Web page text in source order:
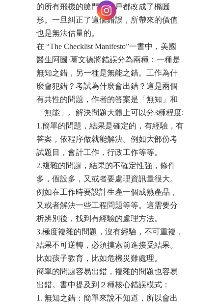
的所有飛機的艙門和窗戶都改成了橢圓
形。一旦糾正了這個錯誤，所帶來的價值
也是無法估量的。
在 “The Checklist Manifesto”一書中，美國
醫生阿圖·葛文德將錯誤分為兩種：一種是
無知之錯，另一種是無能之錯。工作為什
麼會犯錯？考試為什麼會出錯？這是兩個
有共性的問題，作者的答案是「無知」和
「無能」。解決問題大體上可以分3種程度:
1.簡單的問題，結果是確定的，有經驗，有
答案，依程序做就能解決。例如大部份考
試題目，會計工作，行政工作等等。
2.複雜的問題，結果的不確定性強，條件
多，假設多，又或者要處理資訊量很大。
例如在工作時要設計生產一個成熟產品，
又或者解決一些工程問題等等。這需要分
析辨別後，找到有經驗的處理方法。
3.極度複雜的問題，沒有經驗，不可重複，
結果不可逆轉，必須摸索前進接受結果。
比如孩子教育，比如危機災難處理。
簡單的問題容易出錯，複雜的問題也容易
出錯。書中提及到２種核心錯誤模式：
1. 無知之錯：簡單來說不知道，所以會出